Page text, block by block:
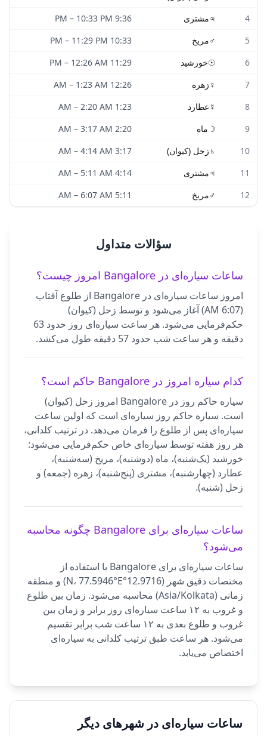
4
♃مشتری 9:36 PM
– 10:33 PM
5
♂مریخ 10:33 PM
– 11:29 PM
6
☉خورشید 11:29 PM
– 12:26 AM
7
♀ زهره 12:26 AM
– 1:23 AM
8
☿ عطارد 1:23 AM
– 2:20 AM
9
☽ ماه 2:20 AM
– 3:17 AM
10
♄ زحل (کیوان) 3:17 AM
– 4:14 AM
11
♃مشتری 4:14 AM
– 5:11 AM
12
♂مریخ 5:11 AM
– 6:07 AM
سؤالات متداول
ساعات سیاره‌ای در Bangalore امروز چیست؟
امروز ساعات سیاره‌ای در Bangalore از طلوع آفتاب
(6:07 AM) آغاز می‌شود و توسط زحل (کیوان)
حکم‌فرمایی می‌شود. هر ساعت سیاره‌ای روز حدود 63
دقیقه و هر ساعت شب حدود 57 دقیقه طول می‌کشد.
کدام سیاره امروز در Bangalore حاکم است؟
سیاره حاکم روز در Bangalore امروز زحل (کیوان)
است. سیاره حاکم روز سیاره‌ای است که اولین ساعت
سیاره‌ای پس از طلوع را فرمان می‌دهد. در ترتیب کلدانی،
هر روز هفته توسط سیاره‌ای خاص حکم‌فرمایی می‌شود:
خورشید (یک‌شنبه)، ماه (دوشنبه)، مریخ (سه‌شنبه)،
عطارد (چهارشنبه)، مشتری (پنج‌شنبه)، زهره (جمعه) و
زحل (شنبه).
ساعات سیاره‌ای برای Bangalore چگونه محاسبه
می‌شود؟
ساعات سیاره‌ای برای Bangalore با استفاده از
مختصات دقیق شهر (12.9716°N، 77.5946°E) و منطقه
زمانی (Asia/Kolkata) محاسبه می‌شود. زمان بین طلوع
و غروب به ۱۲ ساعت سیاره‌ای روز برابر و زمان بین
غروب و طلوع بعدی به ۱۲ ساعت شب برابر تقسیم
می‌شود. هر ساعت طبق ترتیب کلدانی به سیاره‌ای
اختصاص می‌یابد.
ساعات سیاره‌ای در شهرهای دیگر